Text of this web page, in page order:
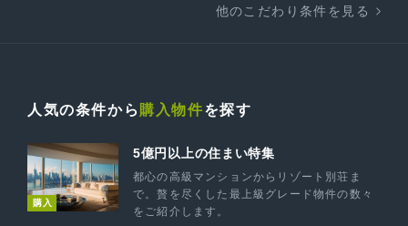
他のこだわり条件を見る
人気の条件から 購入物件を探す
購入
5億円以上の住まい特集
都心の高級マンションからリゾート別荘ま
で。贅を尽くした最上級グレード物件の数々
をご紹介します。